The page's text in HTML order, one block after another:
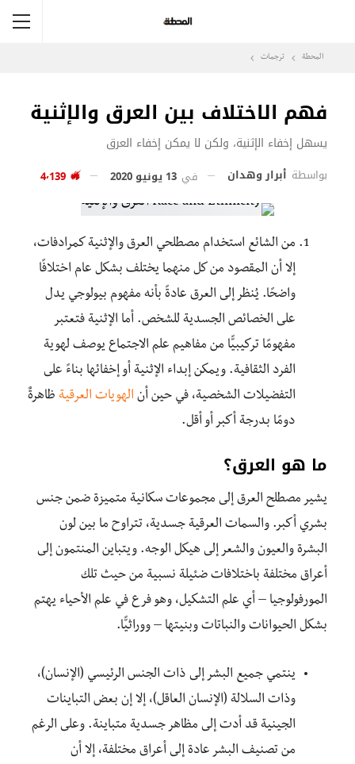
المحطة ترجمات
فهم الاختلاف بين العرق والإثنية
يسهل إخفاء الإثنية، ولكن لا يمكن إخفاء العرق
بواسطة أبرار وهدان في 13 يونيو 2020
من الشائع استخدام مصطلحي العرق والإثنية كمرادفات،
إلا أن المقصود من كل منهما يختلف بشكل عام اختلافًا
واضحًا. يُنظر إلى العرق عادةً بأنه مفهوم بيولوجي يدل
على الخصائص الجسدية للشخص. أما الإثنية فتعتبر
مفهومًا تركيبيًّا من مفاهيم علم الاجتماع يوصف لهوية
الفرد الثقافية. ويمكن إبداء الإثنية أو إخفائها بناءً على
التفضيلات الشخصية، في حين أن الهويات العرقية ظاهرةٌ
دومًا بدرجة أكبر أو أقل.
ما هو العرق؟
يشير مصطلح العرق إلى مجموعات سكانية متميزة ضمن جنس
بشري أكبر. والسمات العرقية جسدية، تتراوح ما بين لون
البشرة والعيون والشعر إلى هيكل الوجه. ويتباين المنتمون إلى
أعراق مختلفة باختلافات ضئيلة نسبية من حيث تلك
المورفولوجيا – أي علم التشكيل، وهو فرع في علم الأحياء يهتم
بشكل الحيوانات والنباتات وبنيتها – ووراثيًّا.
ينتمي جميع البشر إلى ذات الجنس الرئيسي (الإنسان)،
وذات السلالة (الإنسان العاقل)، إلا إن بعض التباينات
الجينية قد أدت إلى مظاهر جسدية متباينة. وعلى الرغم
من تصنيف البشر عادة إلى أعراق مختلفة، إلا أن